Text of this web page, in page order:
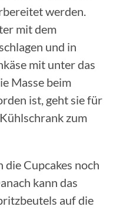
werden.
mit dem
und in
mit unter das
Masse beim
ist, geht sie für
zum
die Cupcakes noch
kann das
auf die